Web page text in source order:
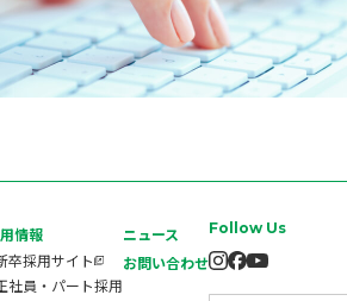
情報
卒採用サイト
社員・パート採用
ニュース
お問い合わせ
Follow Us